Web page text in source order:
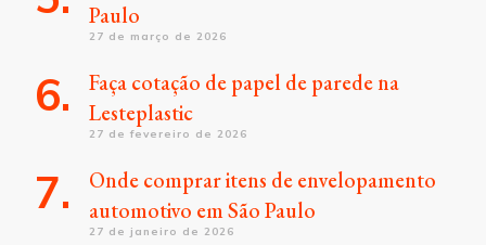
Paulo
27 de março de 2026
Faça cotação de papel de parede na
Lesteplastic
27 de fevereiro de 2026
Onde comprar itens de envelopamento
automotivo em São Paulo
27 de janeiro de 2026